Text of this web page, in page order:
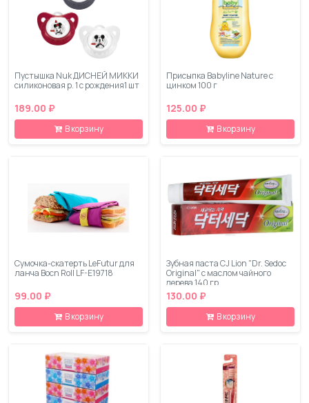
Пустышка Nuk ДИСНЕЙ МИККИ
силиконовая р. 1 с рождения1 шт
189.00 ₽
В корзину
Присыпка Babyline Nature с
цинком 100 г
125.00 ₽
В корзину
Сумочка-скатерть LeFutur для
ланча Bocn Roll LF-E19718
99.00 ₽
В корзину
Зубная паста CJ Lion "Dr. Sedoc
Original" c маслом чайного
дерева,140 гр
130.00 ₽
В корзину